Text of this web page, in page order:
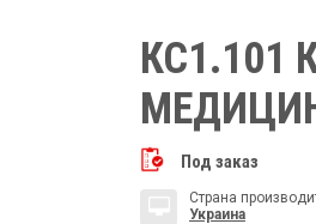
КС1.101
Под заказ
Страна
Украина